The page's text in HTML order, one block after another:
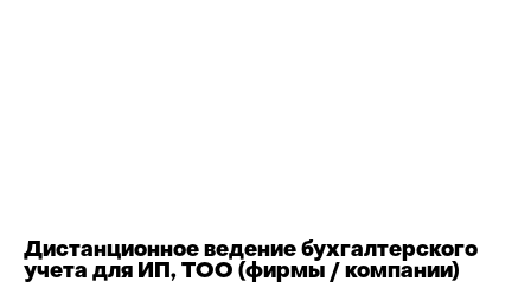
Дистанционное ведение бухгалтерского
учета для ИП, ТОО (фирмы / компании)